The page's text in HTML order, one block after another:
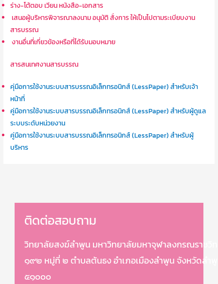
ร่าง-โต้ตอบ เวียน หนังสือ-เอกสาร
เสนอผู้บริหารพิจารณาลงนาม อนุมัติ สั่งการ ให้เป็นไปตามระเบียบงาน
สารบรรณ
งานอื่นที่เกี่ยวข้องหรือที่ได้รับมอบหมาย
สารสนเทศงานสารบรรณ
คุ่มือการใช้งานระบบสารบรรณอิเล็กทรอนิกส์ (LessPaper) สำหรับเจ้า
หน้าที่
คู่มือการใช้งานระบบสารบรรณอิเล็กทรอนิกส์ (LessPaper) สำหรับผู้ดูแล
ระบบระดับหน่วยงาน
คู่มือการใช้งานระบบสารบรรณอิเล็กทรอนิกส์ (LessPaper) สำหรับผู้
บริหาร
ติดต่อสอบถาม
วิทยาลัยสงฆ์ลำพูน มหาวิทยาลัยมหาจุฬาลงกรณราชวิ
๑๙๒ หมู่ที่ ๒ ตำบลต้นธง อำเภอเมืองลำพูน จังหวัดลำ
๕๑๐๐๐